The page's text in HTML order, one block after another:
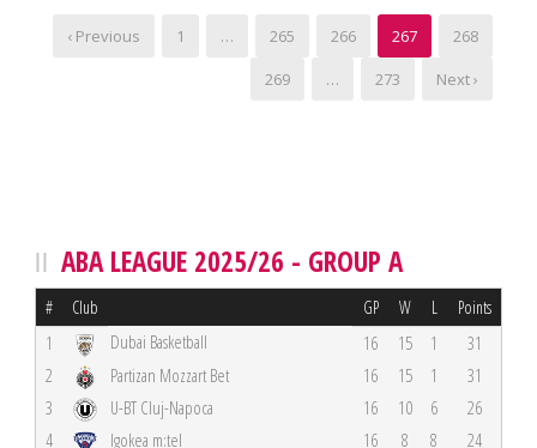
‹ Previous 1 … 265 266 267
268
269
… 273 Next ›
ABA LEAGUE 2025/26 - GROUP A
# Club GP W L Points
1 Dubai Basketball 16 15 1
31
2
Partizan Mozzart Bet 16 15 1
31
3
U-BT Cluj-Napoca 16 10 6
26
4
Igokea m:tel 16 8 8 24